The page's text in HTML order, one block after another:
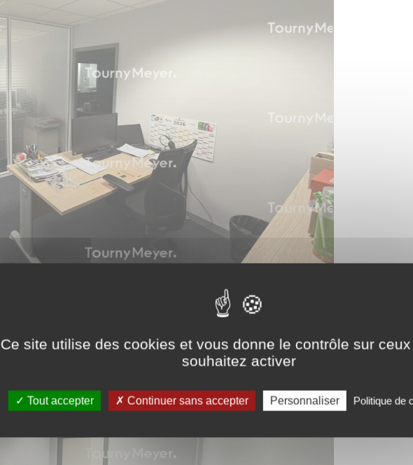
Ce site utilise des cookies et vous donne le contrôle sur
souhaitez activer
Tout accepter Continuer sans accepter Personnaliser Politique de